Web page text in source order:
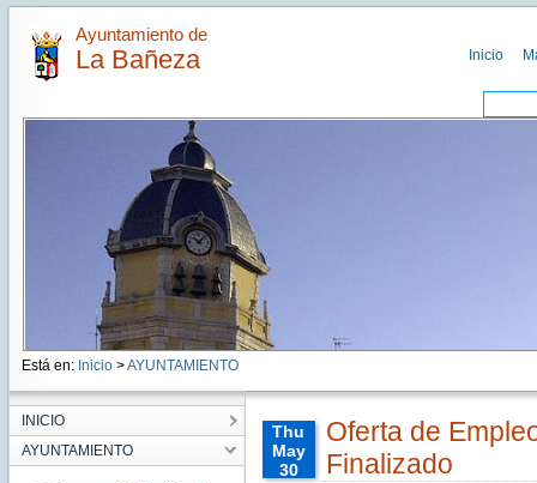
Ayuntamiento de
La Bañeza Inicio
Está en: Inicio >AYUNTAMIENTO
INICIO
AYUNTAMIENTO
Thu
May
30
Oferta de
Finalizado